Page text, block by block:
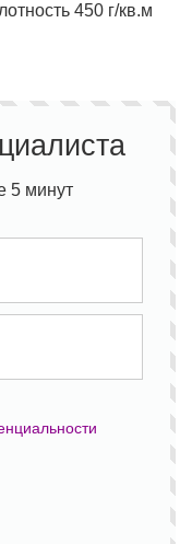
450 г/кв.м
5 минут